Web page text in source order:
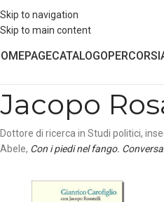
Skip to navigation
Skip to main content
CATALOGOPERCORSI
Jacopo
Dottore di ricerca in Studi politici,
Abele, Con i piedi nel fango.